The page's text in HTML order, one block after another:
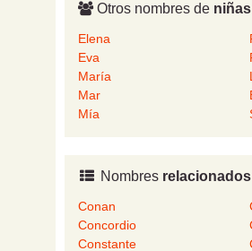
Otros nombres de niñas
Elena
Eva
María
Mar
Mía
Nombres relacionados
Conan
Concordio
Constante